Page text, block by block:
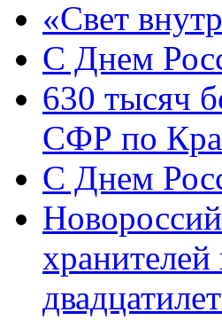
«Свет
C Днем
630 тысяч
СФР по
C Днем